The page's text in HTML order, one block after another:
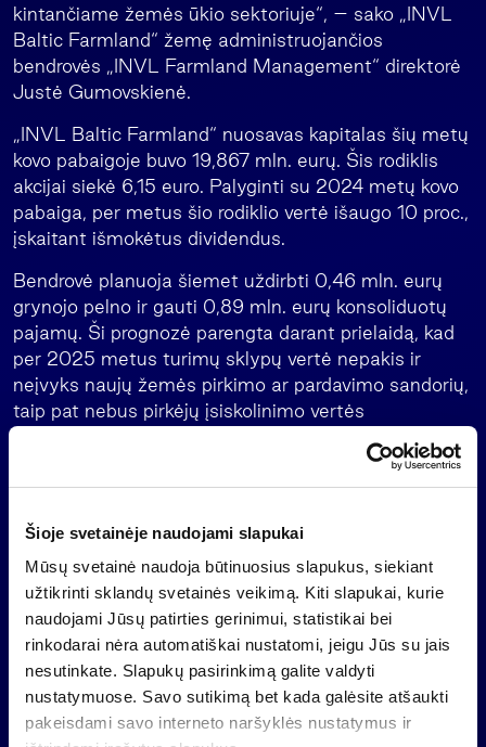
Šioje svetainėje naudojami slapukai
Mūsų svetainė naudoja būtinuosius slapukus, siekiant
užtikrinti sklandų svetainės veikimą. Kiti slapukai, kurie
naudojami Jūsų patirties gerinimui, statistikai bei
rinkodarai nėra automatiškai nustatomi, jeigu Jūs su jais
nesutinkate. Slapukų pasirinkimą galite valdyti
nustatymuose. Savo sutikimą bet kada galėsite atšaukti
pakeisdami savo interneto naršyklės nustatymus ir
kintančiame žemės ūkio sektoriuje“, – sako „INVL
Baltic Farmland“ žemę administruojančios
bendrovės „INVL Farmland Management“ direktorė
Justė Gumovskienė.
„INVL Baltic Farmland“ nuosavas kapitalas šių metų
kovo pabaigoje buvo 19,867 mln. eurų. Šis rodiklis
akcijai siekė 6,15 euro. Palyginti su 2024 metų kovo
pabaiga, per metus šio rodiklio vertė išaugo 10 proc.,
įskaitant išmokėtus dividendus.
Bendrovė planuoja šiemet uždirbti 0,46 mln. eurų
grynojo pelno ir gauti 0,89 mln. eurų konsoliduotų
pajamų. Ši prognozė parengta darant prielaidą, kad
per 2025 metus turimų sklypų vertė nepakis ir
neįvyks naujų žemės pirkimo ar pardavimo sandorių,
taip pat nebus pirkėjų įsiskolinimo vertės
mln. eurų grynojo pelno ir gavo 0,835 mln. eurų
konsoliduotų pajamų. Bendrovės akcininkams už
2024 metus buvo išmokėta 0,387 mln. eurų
dividendų, vienai akcijai skiriant 0,12 euro.
„Nasdaq“ Vilnius biržoje listinguojamos „INVL Baltic
Farmland“ antrinės įmonės Lietuvoje valdo apie 3
tūkst. hektarų žemės ūkio paskirties žemės, kuri
nuomojama žemės ūkio bendrovėms ir ūkininkams.